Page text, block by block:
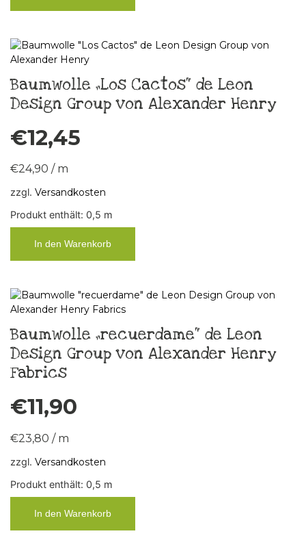
Baumwolle „Los Cactos“ de Leon
Design Group von Alexander Henry
€12,45
€24,90 / m
zzgl. Versandkosten
Produkt enthält: 0,5 m
In den Warenkorb
Baumwolle „recuerdame“ de Leon
Design Group von Alexander Henry
Fabrics
€11,90
€23,80 / m
zzgl. Versandkosten
Produkt enthält: 0,5 m
In den Warenkorb